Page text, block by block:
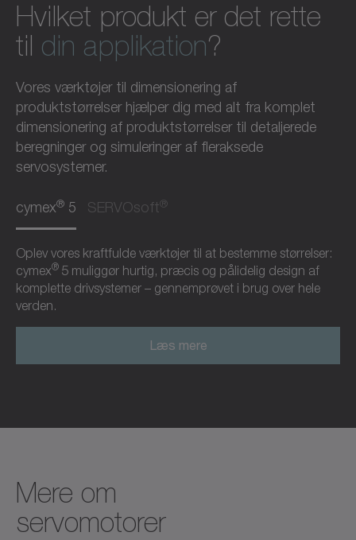
Hvilket produkt er det rette
til din applikation?
Vores værktøjer til dimensionering af
produktstørrelser hjælper dig med alt fra komplet
dimensionering af produktstørrelser til detaljerede
beregninger og simuleringer af fleraksede
servosystemer.
cymex® 5 SERVOsoft®
Oplev vores kraftfulde værktøjer til at bestemme størrelser:
cymex® 5 muliggør hurtig, præcis og pålidelig design af
komplette drivsystemer – gennemprøvet i brug over hele
verden.
Læs mere
Mere om
servomotorer